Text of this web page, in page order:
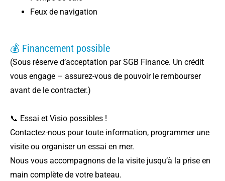
Feux de navigation
💰 Financement possible
(Sous réserve d’acceptation par SGB Finance. Un crédit
vous engage – assurez-vous de pouvoir le rembourser
avant de le contracter.)
📞 Essai et Visio possibles !
Contactez-nous pour toute information, programmer une
visite ou organiser un essai en mer.
Nous vous accompagnons de la visite jusqu’à la prise en
main complète de votre bateau.